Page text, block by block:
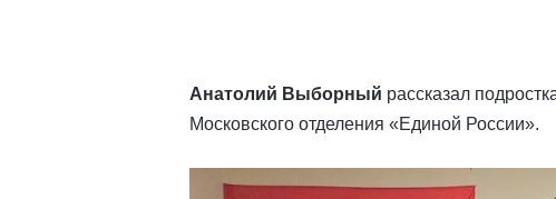
Анатолий Выборный рассказал
Московского отделения «Единой России».